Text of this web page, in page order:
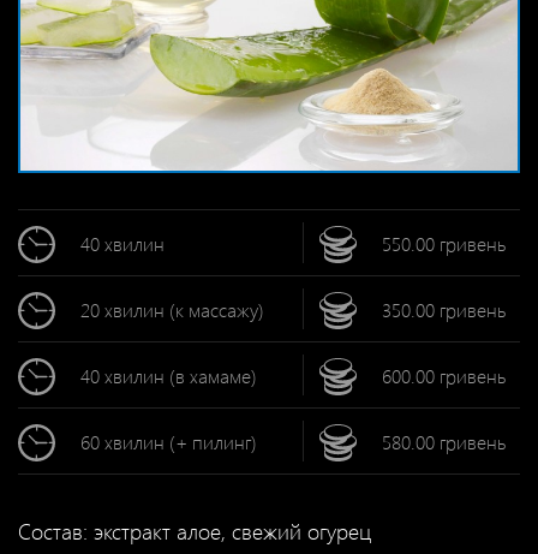
40 xвилин 550.00 гривень
20 xвилин (к массажу) 350.00 гривень
40 xвилин (в хамаме) 600.00 гривень
60 xвилин (+ пилинг) 580.00 гривень
Состав: экстракт алое, свежий огурец